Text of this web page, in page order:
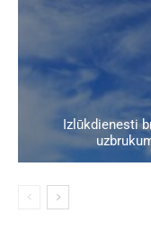
Izlūkdienesti